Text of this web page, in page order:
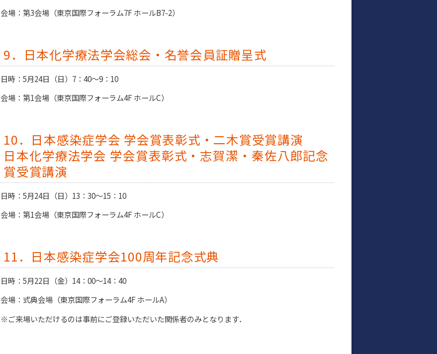
会場：第3会場（東京国際フォーラム7F ホールB7-2）
9．日本化学療法学会総会・名誉会員証贈呈式
日時：5月24日（日）7：40～9：10
会場：第1会場（東京国際フォーラム4F ホールC）
10．日本感染症学会 学会賞表彰式・二木賞受賞講演
日本化学療法学会 学会賞表彰式・志賀潔・秦佐八郎記念
賞受賞講演
日時：5月24日（日）13：30～15：10
会場：第1会場（東京国際フォーラム4F ホールC）
11．日本感染症学会100周年記念式典
日時：5月22日（金）14：00～14：40
会場：式典会場（東京国際フォーラム4F ホールA）
※ご来場いただけるのは事前にご登録いただいた関係者のみとなります．